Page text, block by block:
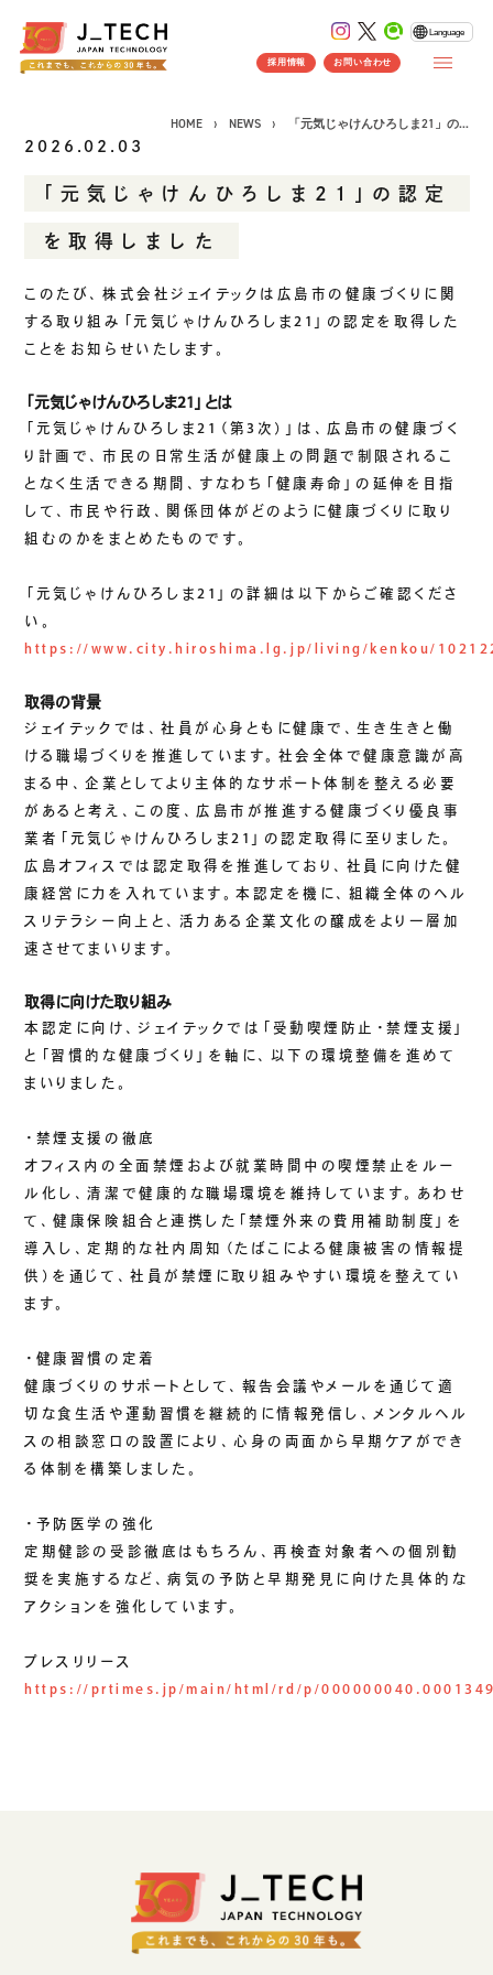
コンセプト
SERVICE
FLEXSCHE
クラウドソリューション
受託開発
生成AIソリューション
CASES
SUSTAINABILITY
認証／資格
SDGsへの取り組み
コンプライアンス
労働情報の公開
COMPANY
組織図
沿革
DX推進
ACCESS
アクセス
お問い合わせ
Language
採用情報 お問い合わせ
HOME NEWS 「元気じゃけんひろしま21」の...
2026.02.03
「元気じゃけんひろしま21」の認定
を取得しました
このたび、株式会社ジェイテックは広島市の健康づくりに関
する取り組み「元気じゃけんひろしま21」の認定を取得した
ことをお知らせいたします。
「元気じゃけんひろしま21」とは
「元気じゃけんひろしま21（第3次）」は、広島市の健康づく
り計画で、市民の日常生活が健康上の問題で制限されるこ
となく生活できる期間、すなわち「健康寿命」の延伸を目指
して、市民や行政、関係団体がどのように健康づくりに取り
組むのかをまとめたものです。
「元気じゃけんひろしま21」の詳細は以下からご確認くださ
い。
https://www.city.hiroshima.lg.jp/living/kenkou/
取得の背景
ジェイテックでは、社員が心身ともに健康で、生き生きと働
ける職場づくりを推進しています。社会全体で健康意識が高
まる中、企業としてより主体的なサポート体制を整える必要
があると考え、この度、広島市が推進する健康づくり優良事
業者「元気じゃけんひろしま21」の認定取得に至りました。
広島オフィスでは認定取得を推進しており、社員に向けた健
康経営に力を入れています。本認定を機に、組織全体のヘル
スリテラシー向上と、活力ある企業文化の醸成をより一層加
速させてまいります。
取得に向けた取り組み
本認定に向け、ジェイテックでは「受動喫煙防止・禁煙支援」
と「習慣的な健康づくり」を軸に、以下の環境整備を進めて
まいりました。
・禁煙支援の徹底
オフィス内の全面禁煙および就業時間中の喫煙禁止をルー
ル化し、清潔で健康的な職場環境を維持しています。あわせ
て、健康保険組合と連携した「禁煙外来の費用補助制度」を
導入し、定期的な社内周知（たばこによる健康被害の情報提
供）を通じて、社員が禁煙に取り組みやすい環境を整えてい
ます。
・健康習慣の定着
健康づくりのサポートとして、報告会議やメールを通じて適
切な食生活や運動習慣を継続的に情報発信し、メンタルヘル
スの相談窓口の設置により、心身の両面から早期ケアができ
る体制を構築しました。
・予防医学の強化
定期健診の受診徹底はもちろん、再検査対象者への個別勧
奨を実施するなど、病気の予防と早期発見に向けた具体的な
アクションを強化しています。
プレスリリース
https://prtimes.jp/main/html/rd/p/